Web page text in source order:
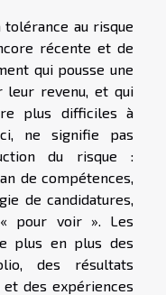
tolérance au risque
récente et de
qui pousse une
leur revenu, et qui
plus difficiles à
ne signifie pas
du risque :
de compétences,
de candidatures,
pour voir ». Les
plus en plus des
des résultats
des expériences